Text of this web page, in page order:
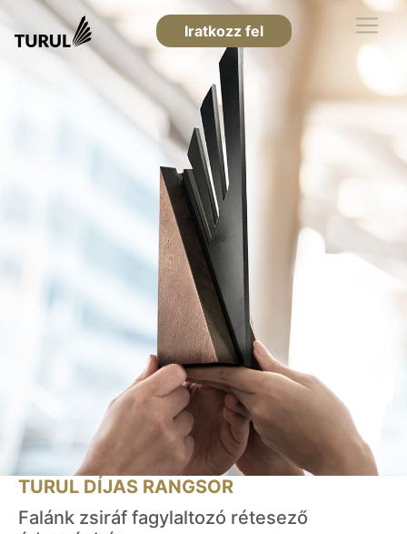
Iratkozz fel
TURUL DÍJAS RANGSOR
Falánk zsiráf fagylaltozó rétesező